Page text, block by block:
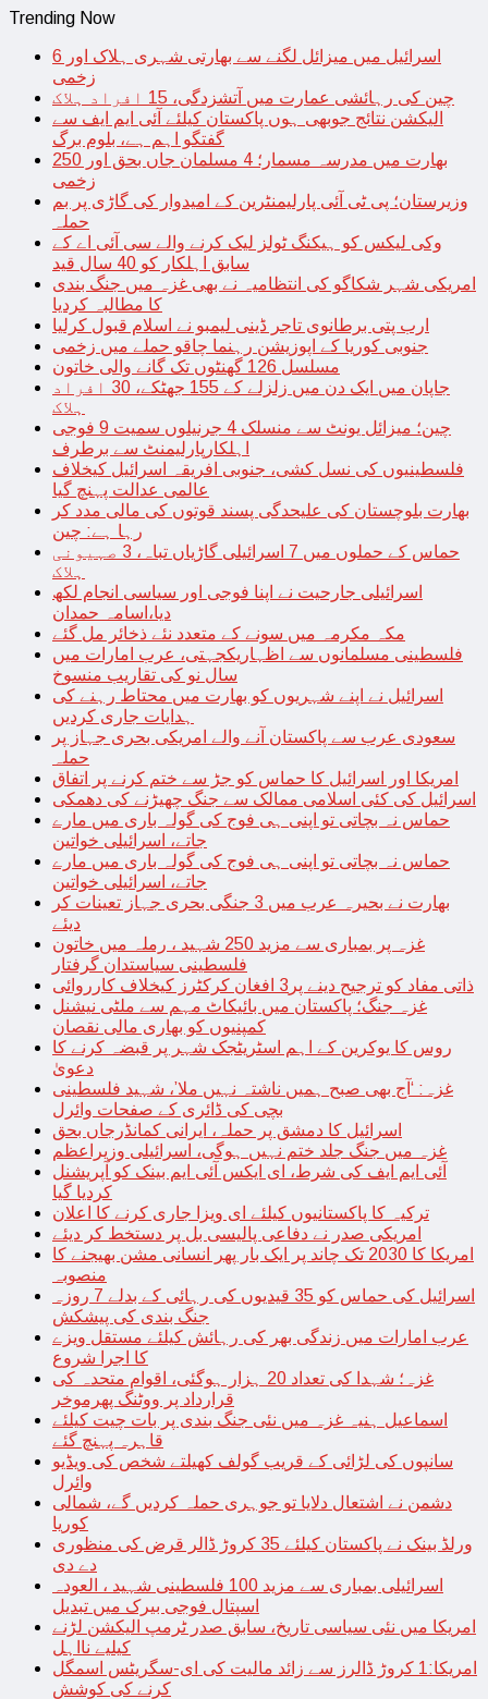
Trending Now
اسرائیل میں میزائل لگنے سے بھارتی شہری ہلاک اور 6
زخمی
چین کی رہائشی عمارت میں آتشزدگی، 15 افراد ہلاک
الیکشن نتائج جوبھی ہوں پاکستان کیلئے آئی ایم ایف سے
گفتگو اہم ہے، بلوم برگ
بھارت میں مدرسہ مسمار؛ 4 مسلمان جاں بحق اور 250
زخمی
وزیرستان؛ پی ٹی آئی پارلیمنٹرین کے امیدوار کی گاڑی پر بم
حملہ
وکی لیکس کو ہیکنگ ٹولز لیک کرنے والے سی آئی اے کے
سابق اہلکار کو 40 سال قید
امریکی شہر شکاگو کی انتظامیہ نے بھی غزہ میں جنگ بندی
کا مطالبہ کردیا
ارب پتی برطانوی تاجر ڈینی لیمبو نے اسلام قبول کرلیا
جنوبی کوریا کے اپوزیشن رہنما چاقو حملے میں زخمی
مسلسل 126 گھنٹوں تک گانے والی خاتون
جاپان میں ایک دن میں زلزلے کے 155 جھٹکے، 30 افراد
ہلاک
چین؛ میزائل یونٹ سے منسلک 4 جرنیلوں سمیت 9 فوجی
اہلکارپارلیمنٹ سے برطرف
فلسطینیوں کی نسل کشی، جنوبی افریقہ اسرائیل کیخلاف
عالمی عدالت پہنچ گیا
بھارت بلوچستان کی علیحدگی پسند قوتوں کی مالی مدد کر
رہا ہے: چین
حماس کے حملوں میں 7 اسرائیلی گاڑیاں تباہ، 3 صہیونی
ہلاک
اسرائیلی جارحیت نے اپنا فوجی اور سیاسی انجام لکھ
دیا،اسامہ حمدان
مکہ مکرمہ میں سونے کے متعدد نئے ذخائر مل گئے
فلسطینی مسلمانوں سے اظہاریکجہتی، عرب امارات میں
سال نو کی تقاریب منسوخ
اسرائیل نے اپنے شہریوں کو بھارت میں محتاط رہنے کی
ہدایات جاری کردیں
سعودی عرب سے پاکستان آنے والے امریکی بحری جہاز پر
حملہ
امریکا اور اسرائیل کا حماس کو جڑ سے ختم کرنے پر اتفاق
اسرائیل کی کئی اسلامی ممالک سے جنگ چھیڑنے کی دھمکی
حماس نہ بچاتی تو اپنی ہی فوج کی گولہ باری میں مارے
جاتے، اسرائیلی خواتین
حماس نہ بچاتی تو اپنی ہی فوج کی گولہ باری میں مارے
جاتے، اسرائیلی خواتین
بھارت نے بحیرہ عرب میں 3 جنگی بحری جہاز تعینات کر
دیئے
غزہ پر بمباری سے مزید 250 شہید ، رملہ میں خاتون
فلسطینی سیاستدان گرفتار
ذاتی مفاد کو ترجیح دینے پر3 افغان کرکٹرز کیخلاف کارروائی
غزہ جنگ؛ پاکستان میں بائیکاٹ مہم سے ملٹی نیشنل
کمپنیوں کو بھاری مالی نقصان
روس کا یوکرین کے اہم اسٹریٹجک شہر پر قبضہ کرنے کا
دعویٰ
غزہ: ‘آج بھی صبح ہمیں ناشتہ نہیں ملا’، شہید فلسطینی
بچی کی ڈائری کے صفحات وائرل
اسرائیل کا دمشق پر حملہ، ایرانی کمانڈرجاں بحق
غزہ میں جنگ جلد ختم نہیں ہوگی، اسرائیلی وزیراعظم
آئی ایم ایف کی شرط، ای ایکس آئی ایم بینک کو آپریشنل
کردیا گیا
ترکیہ کا پاکستانیوں کیلئے ای ویزا جاری کرنے کا اعلان
امریکی صدر نے دفاعی پالیسی بل پر دستخط کر دیئے
امریکا کا 2030 تک چاند پر ایک بار پھر انسانی مشن بھیجنے کا
منصوبہ
اسرائیل کی حماس کو 35 قیدیوں کی رہائی کے بدلے 7 روزہ
جنگ بندی کی پیشکش
عرب امارات میں زندگی بھر کی رہائش کیلئے مستقل ویزے
کا اجرا شروع
غزہ؛ شہدا کی تعداد 20 ہزار ہوگئی، اقوام متحدہ کی
قرارداد پر ووٹنگ پھرموخر
اسماعیل ہنیہ غزہ میں نئی جنگ بندی پر بات چیت کیلئے
قاہرہ پہنچ گئے
سانپوں کی لڑائی کے قریب گولف کھیلتے شخص کی ویڈیو
وائرل
دشمن نے اشتعال دلایا تو جوہری حملہ کردیں گے، شمالی
کوریا
ورلڈ بینک نے پاکستان کیلئے 35 کروڑ ڈالر قرض کی منظوری
دے دی
اسرائیلی بمباری سے مزید 100 فلسطینی شہید ، العودہ
اسپتال فوجی بیرک میں تبدیل
امریکا میں نئی سیاسی تاریخ، سابق صدر ٹرمپ الیکشن لڑنے
کیلیے نااہل
امریکا:1 کروڑ ڈالرز سے زائد مالیت کی ای-سگریٹس اسمگل
کرنے کی کوشش